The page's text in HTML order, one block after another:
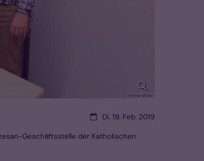
© Peter Witte
Datum:Di. 19. Feb. 2019
Geschäftsstelle der Katholischen